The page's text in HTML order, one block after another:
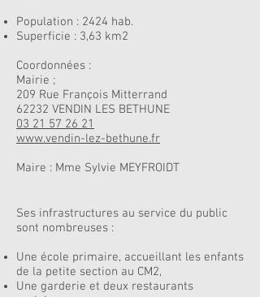
Population : 2424 hab.
Superficie : 3,63 km2
Coordonnées :
Mairie ;
209 Rue François Mitterrand
62232 VENDIN LES BETHUNE
03 21 57 26 21
www.vendin-lez-bethune.fr
Maire : Mme Sylvie MEYFROIDT
Ses infrastructures au service du public
sont nombreuses :
Une école primaire, accueillant les enfants
de la petite section au CM2,
Une garderie et deux restaurants